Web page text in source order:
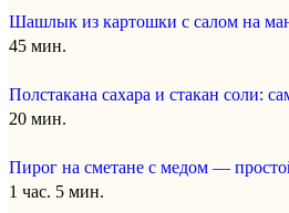
Шашлык из картошки с салом на
45 мин.
Полстакана сахара и стакан соли:
20 мин.
Пирог на сметане с медом —
1 час. 5 мин.